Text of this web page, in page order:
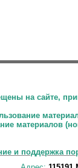
на сайте,
материалов
и поддержка